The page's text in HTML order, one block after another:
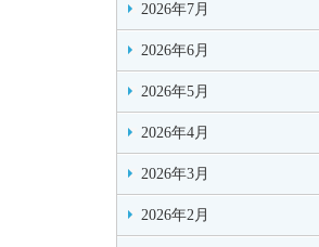
2026年7月
2026年6月
2026年5月
2026年4月
2026年3月
2026年2月